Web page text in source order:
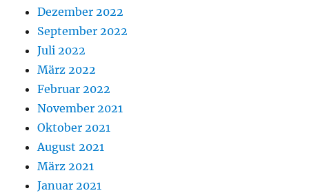
Dezember 2022
September 2022
Juli 2022
März 2022
Februar 2022
November 2021
Oktober 2021
August 2021
März 2021
Januar 2021